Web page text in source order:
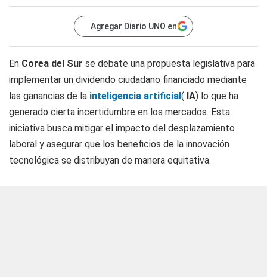
Agregar Diario UNO en
En Corea del Sur se debate una propuesta legislativa para
implementar un dividendo ciudadano financiado mediante
las ganancias de la inteligencia artificial( IA) lo que ha
generado cierta incertidumbre en los mercados. Esta
iniciativa busca mitigar el impacto del desplazamiento
laboral y asegurar que los beneficios de la innovación
tecnológica se distribuyan de manera equitativa.